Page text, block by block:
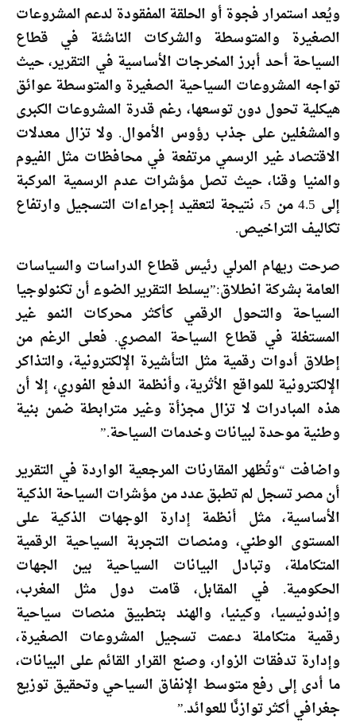
ويُعد استمرار فجوة أو الحلقة المفقودة لدعم المشروعات
الصغيرة والمتوسطة والشركات الناشئة في قطاع
السياحة أحد أبرز المخرجات الأساسية في التقرير، حيث
تواجه المشروعات السياحية الصغيرة والمتوسطة عوائق
هيكلية تحول دون توسعها، رغم قدرة المشروعات الكبرى
والمشغلين على جذب رؤوس الأموال. ولا تزال معدلات
الاقتصاد غير الرسمي مرتفعة في محافظات مثل الفيوم
والمنيا وقنا، حيث تصل مؤشرات عدم الرسمية المركبة
إلى 4.5 من 5، نتيجة لتعقيد إجراءات التسجيل وارتفاع
تكاليف التراخيص.
صرحت ريهام المرلي رئيس قطاع الدراسات والسياسات
العامة بشركة انطلاق:”يسلط التقرير الضوء أن تكنولوجيا
السياحة والتحول الرقمي كأكثر محركات النمو غير
المستغلة في قطاع السياحة المصري. فعلى الرغم من
إطلاق أدوات رقمية مثل التأشيرة الإلكترونية، والتذاكر
الإلكترونية للمواقع الأثرية، وأنظمة الدفع الفوري، إلا أن
هذه المبادرات لا تزال مجزأة وغير مترابطة ضمن بنية
وطنية موحدة لبيانات وخدمات السياحة.”
واضافت “وتُظهر المقارنات المرجعية الواردة في التقرير
أن مصر تسجل لم تطبق عدد من مؤشرات السياحة الذكية
الأساسية، مثل أنظمة إدارة الوجهات الذكية على
المستوى الوطني، ومنصات التجربة السياحية الرقمية
المتكاملة، وتبادل البيانات السياحية بين الجهات
الحكومية. في المقابل، قامت دول مثل المغرب،
وإندونيسيا، وكينيا، والهند بتطبيق منصات سياحية
رقمية متكاملة دعمت تسجيل المشروعات الصغيرة،
وإدارة تدفقات الزوار، وصنع القرار القائم على البيانات،
ما أدى إلى رفع متوسط الإنفاق السياحي وتحقيق توزيع
جغرافي أكثر توازنًا للعوائد.”